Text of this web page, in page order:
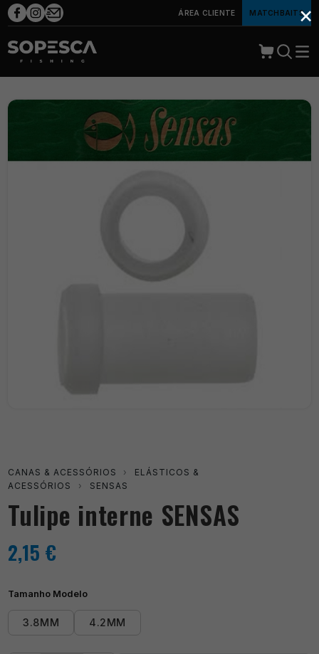
ÁREA CLIENTE MATCHBAITS
CANAS & ACESSÓRIOS ›
ELÁSTICOS &
ACESSÓRIOS
› SENSAS
Tulipe interne SENSAS
2,15 €
Tamanho Modelo
3.8MM 4.2MM
×